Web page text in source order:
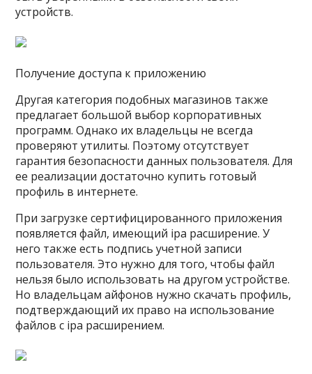
устройств.
Получение доступа к приложению
Другая категория подобных магазинов также
предлагает большой выбор корпоративных
программ. Однако их владельцы не всегда
проверяют утилиты. Поэтому отсутствует
гарантия безопасности данных пользователя. Для
ее реализации достаточно купить готовый
профиль в интернете.
При загрузке сертифицированного приложения
появляется файл, имеющий ipa расширение. У
него также есть подпись учетной записи
пользователя. Это нужно для того, чтобы файл
нельзя было использовать на другом устройстве.
Но владельцам айфонов нужно скачать профиль,
подтверждающий их право на использование
файлов с ipa расширением.